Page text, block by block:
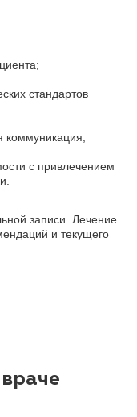
стандартов
коммуникация;
с привлечением
записи. Лечение
и текущего